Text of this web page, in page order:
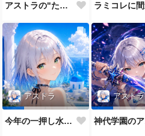
アストラの"たまに"のガチモード
アストラ
今年の一押し水着だよ💕
アストラ